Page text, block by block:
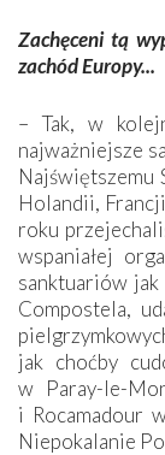
Zachęceni tą
zachód Europy...
– Tak, w
najważniejsze
Najświętszemu
Holandii,
roku
wspaniałej
sanktuariów jak
Compostela,
jak choćby
w Paray-le-
i Rocamadour
Niepokalanie